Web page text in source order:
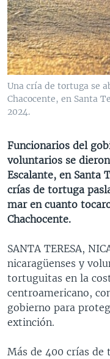
VENEZUELA
BRASIL
NICARAGUA
ECONOMÍA
ENTRETENIMIENTO
TECNOLOGÍA
DEPORTES
CIENCIA Y SALUD
MULTIMEDIA
VIDEOS
FOTOGRAFÍA
AUDIOS
PROGRAMAS TV
EL MUNDO AL DÍA
FORO
VISIÓN 360
PANORAMA
RADIO
AVANCE
AUDIONOTICIAS
ESTADOS UNIDOS AL
EL MUNDO AL DÍA
FORO [RADIO]
DEPORTIVO
ENTRETENIMIENTO
DIRECT
DOCUMENTALES DE LA
SÍGANOS
Idiomas
Una cría de tortuga se
Chacocente, en Santa
2024.
Funcionarios del
voluntarios se
Escalante, en Santa
crías de tortuga
mar en cuanto
Chachocente.
SANTA TERESA,
nicaragüenses y
tortuguitas en la
centroamericano,
gobierno para
extinción.
Más de 400 crías